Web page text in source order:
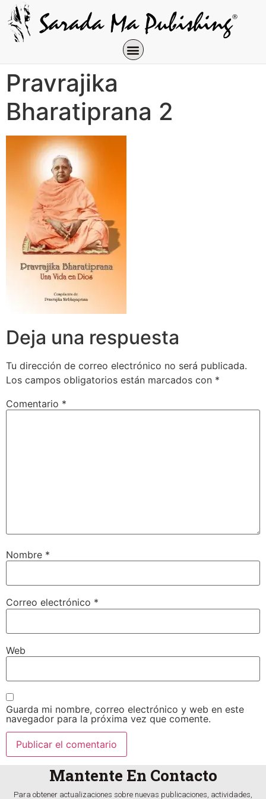
Pravrajika
Bharatiprana 2
Deja una respuesta
Tu dirección de correo electrónico no será publicada.
Los campos obligatorios están marcados con *
Comentario *
Nombre *
Correo electrónico *
Web
Guarda mi nombre, correo electrónico y web en este
navegador para la próxima vez que comente.
Mantente En Contacto
Para obtener actualizaciones sobre nuevas publicaciones, actividades,